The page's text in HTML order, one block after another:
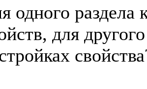
одного раздела
для